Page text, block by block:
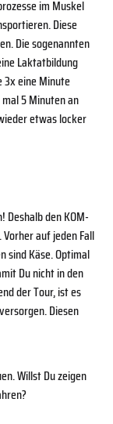
im Muskel
Diese
Die sogenannten
Laktatbildung
3x eine Minute
5 Minuten an
etwas locker
Deshalb den KOM-
auf jeden Fall
sind Käse. Optimal
Du nicht in den
der Tour, ist es
Diesen
Willst Du zeigen